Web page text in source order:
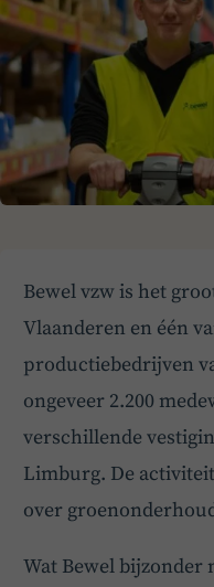
Bewel vzw is het
Vlaanderen en één
productiebedrijven
ongeveer 2.200
verschillende
Limburg. De
over
Wat Bewel bijzonder